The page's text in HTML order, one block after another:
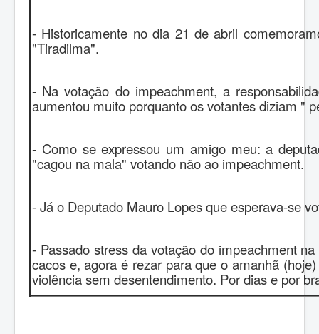
- Historicamente no dia 21 de abril
"Tiradilma".
- Na votação do impeachment, a
aumentou muito porquanto os votantes diziam "
- Como se expressou um amigo meu: a
"cagou na mala" votando não ao impeachment.
- Já o Deputado Mauro Lopes que esperava-se
- Passado stress da votação do impeachment
cacos e, agora é rezar para que o amanhã
violência sem desentendimento. Por dias e por